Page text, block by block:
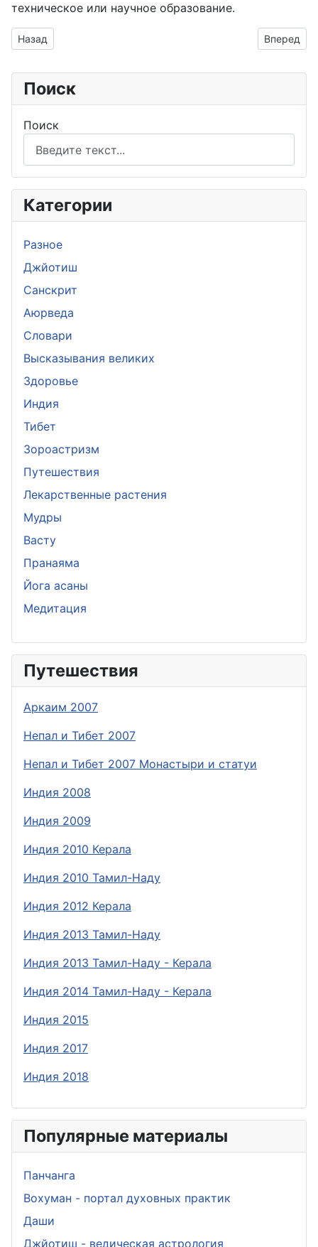
техническое или научное образование.
Предыдущий: Соединение Марс-Юпитер
Назад Вперед
Поиск
Поиск
Категории
Разное
Джйотиш
Санскрит
Аюрведа
Словари
Высказывания великих
Здоровье
Индия
Тибет
Зороастризм
Путешествия
Лекарственные растения
Мудры
Васту
Пранаяма
Йога асаны
Медитация
Путешествия
Аркаим 2007
Непал и Тибет 2007
Непал и Тибет 2007 Монастыри и статуи
Индия 2008
Индия 2009
Индия 2010 Керала
Индия 2010 Тамил-Наду
Индия 2012 Керала
Индия 2013 Тамил-Наду
Индия 2013 Тамил-Наду - Керала
Индия 2014 Тамил-Наду - Керала
Индия 2015
Индия 2017
Индия 2018
Популярные материалы
Панчанга
Вохуман - портал духовных практик
Даши
Джйотиш - ведическая астрология